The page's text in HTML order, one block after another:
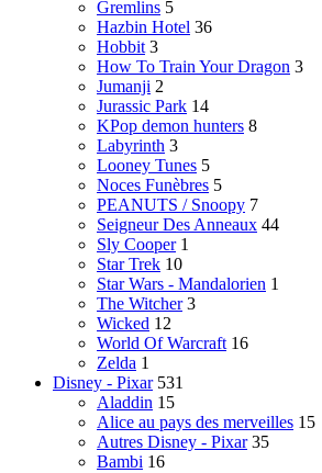
Gremlins 5
Hazbin Hotel 36
Hobbit 3
How To Train Your Dragon 3
Jumanji 2
Jurassic Park 14
KPop demon hunters 8
Labyrinth 3
Looney Tunes 5
Noces Funèbres 5
PEANUTS / Snoopy 7
Seigneur Des Anneaux 44
Sly Cooper 1
Star Trek 10
Star Wars - Mandalorien 1
The Witcher 3
Wicked 12
World Of Warcraft 16
Zelda 1
Disney - Pixar 531
Aladdin 15
Alice au pays des merveilles 15
Autres Disney - Pixar 35
Bambi 16